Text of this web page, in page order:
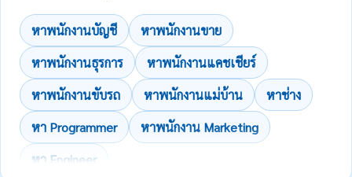
หาพนักงานบัญชี
หาพนักงานขาย
หาพนักงานธุรการ
หาพนักงานแคชเชียร์
หาพนักงานขับรถ
หาพนักงานแม่บ้าน
หาช่าง
หา Programmer
หาพนักงาน Marketing
หา Engineer